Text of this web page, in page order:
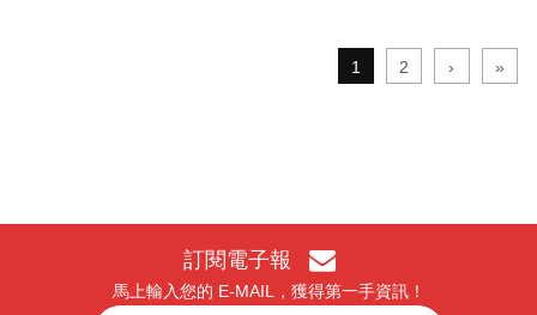
1 2 › »
訂閱電子報
馬上輸入您的 E-MAIL，獲得第一手資訊！